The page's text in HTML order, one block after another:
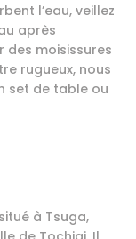
l’eau, veillez
après
moisissures
rugueux, nous
set de table ou
à Tsuga,